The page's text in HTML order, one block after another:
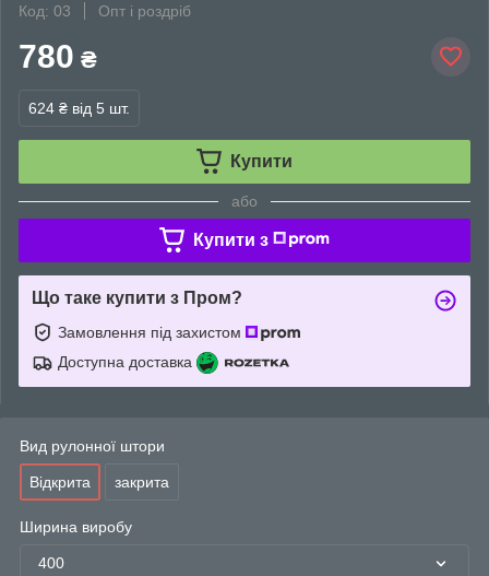
Код: 03
Опт і роздріб
780 ₴
624 ₴ від 5 шт.
Купити
або
Купити з
Що таке купити з Пром?
Замовлення під захистом
Доступна доставка
Вид рулонної штори
Відкрита закрита
Ширина виробу
400